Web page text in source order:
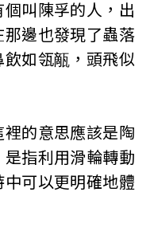
叫陳孚的人，出
邊也發現了蟲落
如瓴甋，頭飛似
的意思應該是陶
指利用滑輪轉動
可以更明確地體